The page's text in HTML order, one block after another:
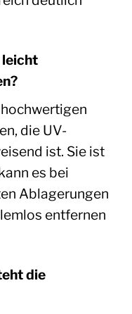
leicht
die UV-
ist. Sie ist
es bei
Ablagerungen
entfernen
die